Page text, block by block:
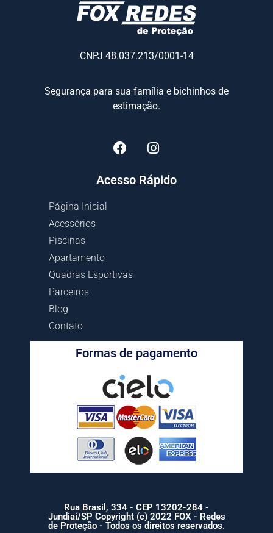
CNPJ 48.037.213/0001-14
Segurança para sua família e bichinhos de
estimação.
Acesso Rápido
Página Inicial
Acessórios
Piscinas
Apartamento
Quadras Esportivas
Parceiros
Blog
Contato
Formas de pagamento
Rua Brasil, 334 - CEP 13202-284 -
Jundiaí/SP Copyright (c) 2022 FOX - Redes
de Proteção - Todos os direitos reservados.